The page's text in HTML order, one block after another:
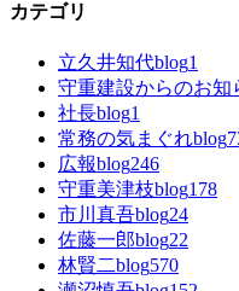
カテゴリ
立久井知代blog1
守重建設からのお知
社長blog1
常務の気まぐれblog
広報blog246
守重美津枝blog178
市川真吾blog24
佐藤一郎blog22
林賢二blog570